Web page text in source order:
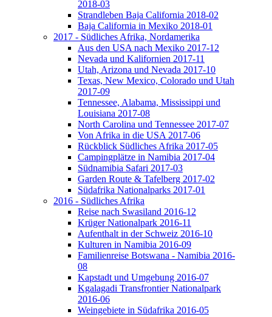
2018-03
Strandleben Baja California 2018-02
Baja California in Mexiko 2018-01
2017 - Südliches Afrika, Nordamerika
Aus den USA nach Mexiko 2017-12
Nevada und Kalifornien 2017-11
Utah, Arizona und Nevada 2017-10
Texas, New Mexico, Colorado und Utah
2017-09
Tennessee, Alabama, Mississippi und
Louisiana 2017-08
North Carolina und Tennessee 2017-07
Von Afrika in die USA 2017-06
Rückblick Südliches Afrika 2017-05
Campingplätze in Namibia 2017-04
Südnamibia Safari 2017-03
Garden Route & Tafelberg 2017-02
Südafrika Nationalparks 2017-01
2016 - Südliches Afrika
Reise nach Swasiland 2016-12
Krüger Nationalpark 2016-11
Aufenthalt in der Schweiz 2016-10
Kulturen in Namibia 2016-09
Familienreise Botswana - Namibia 2016-
08
Kapstadt und Umgebung 2016-07
Kgalagadi Transfrontier Nationalpark
2016-06
Weingebiete in Südafrika 2016-05